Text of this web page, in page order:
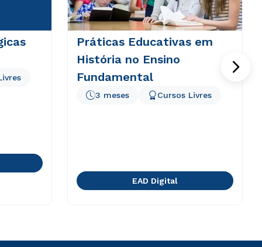
Práticas Educativas em
História no Ensino
Fundamental
3 meses Cursos Livres
EAD Digital